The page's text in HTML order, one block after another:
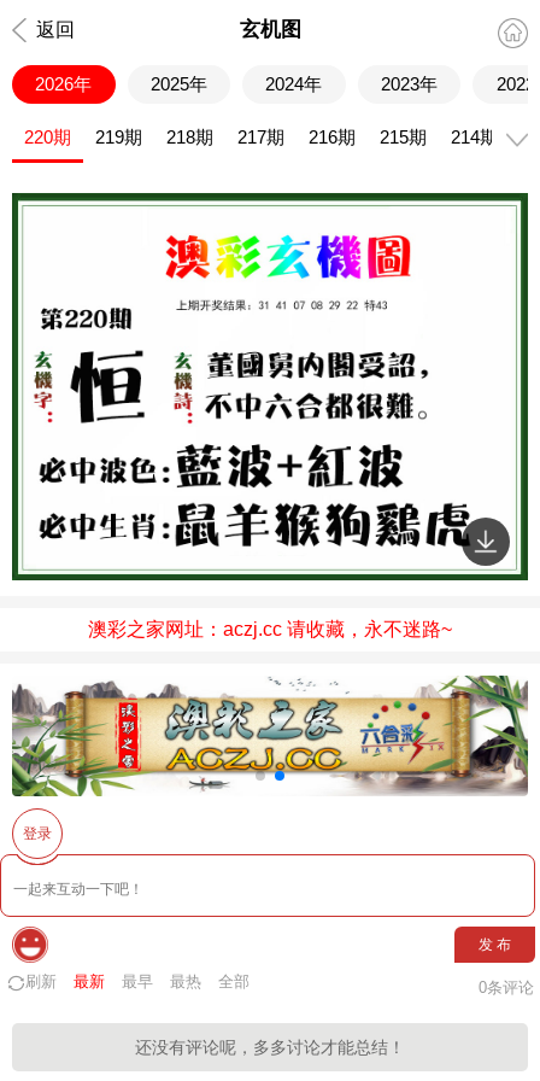
返回 玄机图
2026年 2025年 2024年 2023年 2022
220期 219期 218期 217期 216期 215期 214期
澳彩之家网址：aczj.cc 请收藏，永不迷路~
登录
发 布
刷新 最新 最早 最热 全部 0条评论
还没有评论呢，多多讨论才能总结！